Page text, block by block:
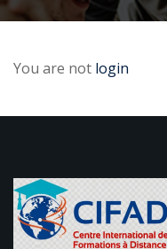
You are not login